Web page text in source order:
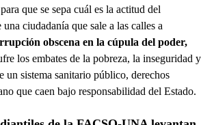
que se sepa cuál es la actitud del
ciudadanía que sale a las calles a
obscena en la cúpula del poder,
los embates de la pobreza, la inseguridad y
un sistema sanitario público, derechos
que caen bajo responsabilidad del Estado.